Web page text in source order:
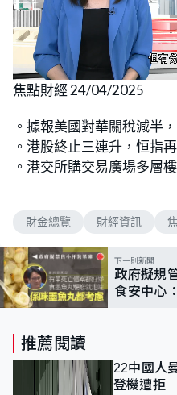
U
n
m
e
o
a
d
d
:
5
.
1
6
%
焦點財經 24/04/2025
。據報美國對華關稅減半
。港股終止三連升，恒指
。港交所購交易廣場多層
財金總覽 財經資訊
下一則新聞
政府擬規
食安中心
推薦閱讀
22中國人
登機遭拒